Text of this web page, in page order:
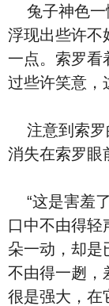
兔子神色一
浮现出些许不
一点。索罗看
过些许笑意，
注意到索罗
消失在索罗眼
“这是害羞了
口中不由得轻
朵一动，却是
不由得一趔，
很是强大，在